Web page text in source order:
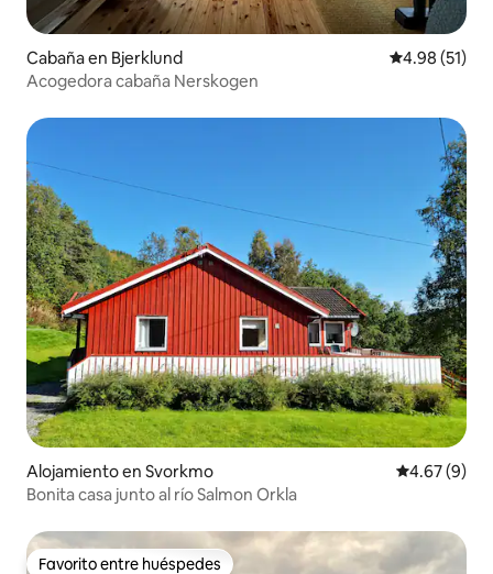
Cabaña en Bjerklund Calificación
4.98 (51)
Acogedora cabaña Nerskogen
Alojamiento en Svorkmo Calificación
4.67 (9)
Bonita casa junto al río Salmon Orkla
Favorito entre huéspedes